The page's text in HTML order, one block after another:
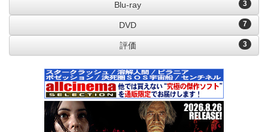
3
Blu-ray
7
DVD
3
評価